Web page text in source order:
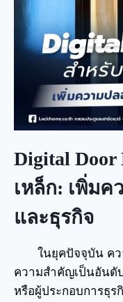
Digital Door
เหล็ก: เพิ่ม
และธุรกิจ
ในยุคปัจจุบัน ค
ความสำคัญเป็นอันดั
หรือผู้ประกอบการธุร